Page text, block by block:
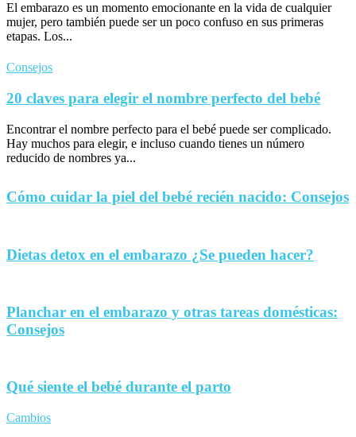
El embarazo es un momento emocionante en la vida de cualquier
mujer, pero también puede ser un poco confuso en sus primeras
etapas. Los...
Consejos
20 claves para elegir el nombre perfecto del bebé
Encontrar el nombre perfecto para el bebé puede ser complicado.
Hay muchos para elegir, e incluso cuando tienes un número
reducido de nombres ya...
Cómo cuidar la piel del bebé recién nacido: Consejos
Dietas detox en el embarazo ¿Se pueden hacer?
Planchar en el embarazo y otras tareas domésticas:
Consejos
Qué siente el bebé durante el parto
Cambios